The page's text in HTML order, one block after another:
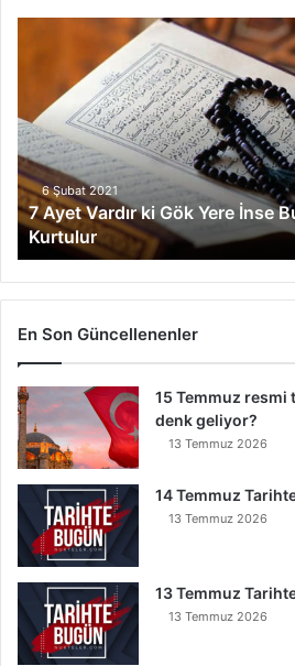
t
V
a
r
d
r
k
i
G
Y
e
r
e
n
s
B
u
n
6 Şubat 2021
7 Ayet Vardır ki Gök Yere İnse
Kurtulur
En Son Güncellenenler
15 Temmuz resmi
denk geliyor?
13 Temmuz 2026
14 Temmuz
13 Temmuz 2026
13 Temmuz
13 Temmuz 2026